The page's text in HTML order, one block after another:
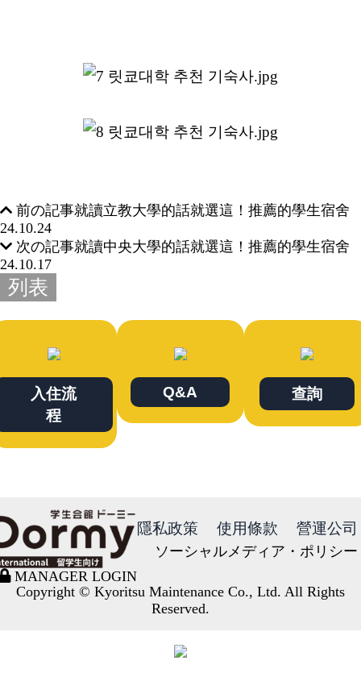
前の記事就讀立教大學的話就選這！推薦的學生宿舍
24.10.24
次の記事就讀中央大學的話就選這！推薦的學生宿舍
24.10.17
列表
入住流
程
Q&A 查詢
MANAGER LOGIN
隱私政策 使用條款 營運公司
ソーシャルメディア・ポリシー
Copyright © Kyoritsu Maintenance Co., Ltd. All Rights
Reserved.